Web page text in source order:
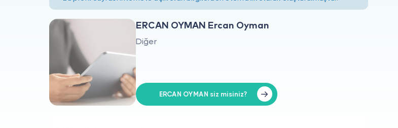
ERCAN OYMAN Ercan Oyman
Diğer
ERCAN OYMAN siz misiniz?